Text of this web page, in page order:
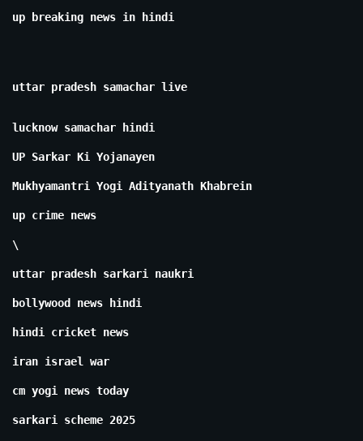
up breaking news in hindi
uttar pradesh samachar live
lucknow samachar hindi
UP Sarkar Ki Yojanayen
Mukhyamantri Yogi Adityanath Khabrein
up crime news
\
uttar pradesh sarkari naukri
bollywood news hindi
hindi cricket news
iran israel war
cm yogi news today
sarkari scheme 2025